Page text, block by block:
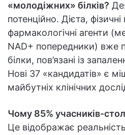
«молодіжних» білків?
потенційно. Дієта,
фармакологічні агенти
NAD+ попередники) вже
білки, пов’язані із
Нові 37 «кандидатів» є
майбутніх клінічних
Чому 85% учасників-
Це відображає